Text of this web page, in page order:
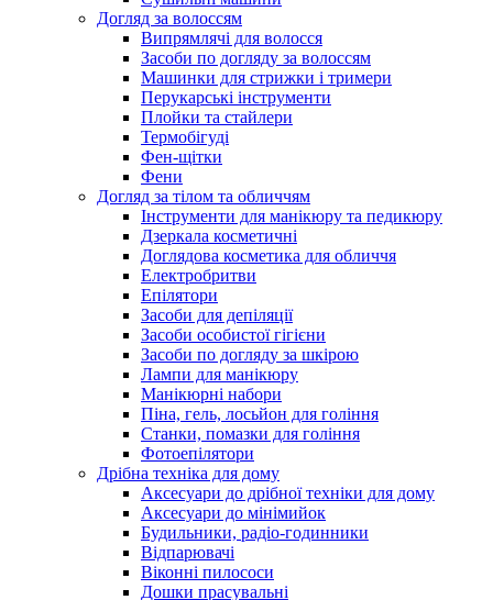
Догляд за волоссям
Випрямлячі для волосся
Засоби по догляду за волоссям
Машинки для стрижки і тримери
Перукарські інструменти
Плойки та стайлери
Термобігуді
Фен-щітки
Фени
Догляд за тілом та обличчям
Інструменти для манікюру та педикюру
Дзеркала косметичні
Доглядова косметика для обличчя
Електробритви
Епілятори
Засоби для депіляції
Засоби особистої гігієни
Засоби по догляду за шкірою
Лампи для манікюру
Манікюрні набори
Піна, гель, лосьйон для гоління
Станки, помазки для гоління
Фотоепілятори
Дрібна техніка для дому
Аксесуари до дрібної техніки для дому
Аксесуари до мінімийок
Будильники, радіо-годинники
Відпарювачі
Віконні пилососи
Дошки прасувальні